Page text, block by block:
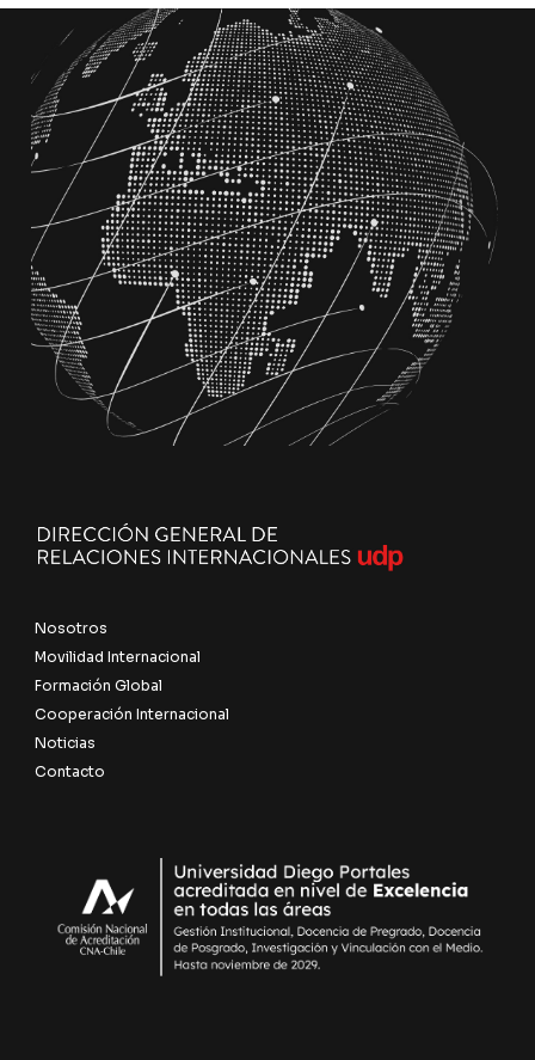
Nosotros
Movilidad Internacional
Formación Global
Cooperación Internacional
Noticias
Contacto